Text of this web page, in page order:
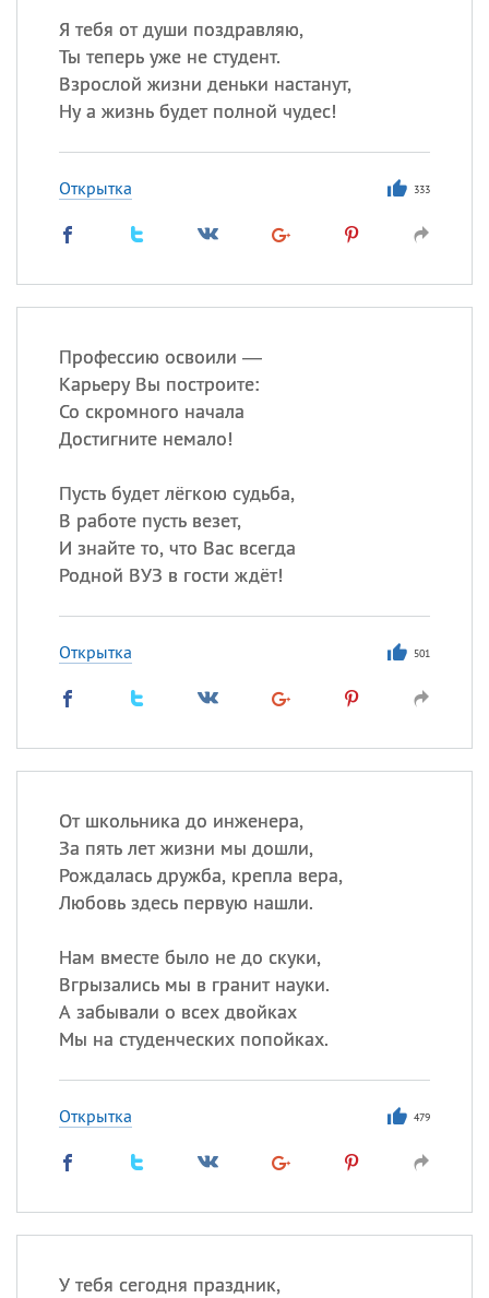
Я тебя от души поздравляю,
Ты теперь уже не студент.
Взрослой жизни деньки настанут,
Ну а жизнь будет полной чудес!
Открытка 333
Профессию освоили —
Карьеру Вы построите:
Со скромного начала
Достигните немало!
Пусть будет лёгкою судьба,
В работе пусть везет,
И знайте то, что Вас всегда
Родной ВУЗ в гости ждёт!
Открытка 501
От школьника до инженера,
За пять лет жизни мы дошли,
Рождалась дружба, крепла вера,
Любовь здесь первую нашли.
Нам вместе было не до скуки,
Вгрызались мы в гранит науки.
А забывали о всех двойках
Мы на студенческих попойках.
Открытка 479
У тебя сегодня праздник,